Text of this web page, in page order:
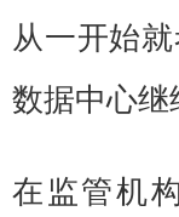
从一开始
数据中心继
在监管机